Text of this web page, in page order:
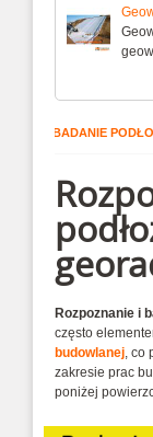
I BADANIE
Rozpoznanie i
często
budowlanej, co
zakresie prac
poniżej